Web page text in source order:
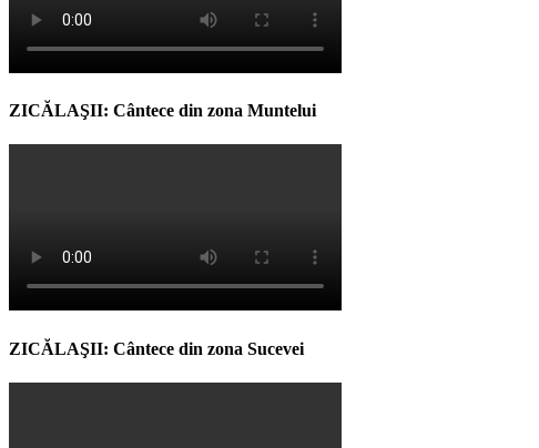
ZICĂLAŞII: Cântece din zona Muntelui
ZICĂLAŞII: Cântece din zona Sucevei